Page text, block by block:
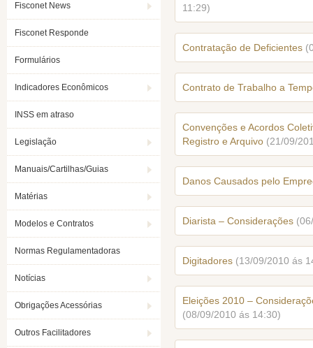
Fisconet News
Fisconet Responde
Formulários
Indicadores Econômicos
INSS em atraso
Legislação
Manuais/Cartilhas/Guias
Matérias
Modelos e Contratos
Normas Regulamentadoras
Notícias
Obrigações Acessórias
Outros Facilitadores
11:29)
Contratação de Deficientes
Contrato de Trabalho a
Convenções e Acordos
Registro e Arquivo (21/09/
Danos Causados pelo
Diarista – Considerações
Digitadores (13/09/2010 ás
Eleições 2010 –
(08/09/2010 ás 14:30)